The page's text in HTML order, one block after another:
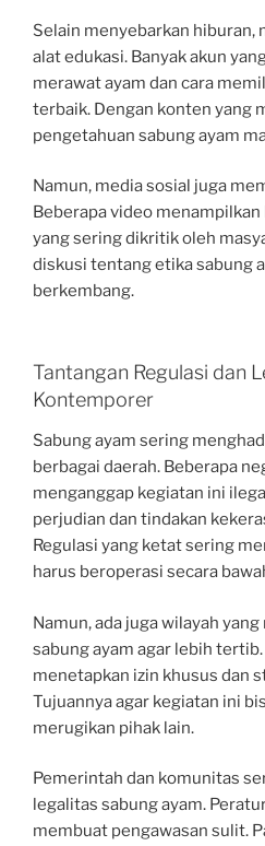
Selain menyebarkan hiburan,
alat edukasi. Banyak akun
merawat ayam dan cara
terbaik. Dengan konten yang
pengetahuan sabung ayam
Namun, media sosial juga
Beberapa video
yang sering dikritik oleh
diskusi tentang etika sabung
berkembang.
Tantangan Regulasi dan
Kontemporer
Sabung ayam sering
berbagai daerah. Beberapa
menganggap kegiatan ini
perjudian dan tindakan
Regulasi yang ketat sering
harus beroperasi secara
Namun, ada juga wilayah
sabung ayam agar lebih
menetapkan izin khusus dan
Tujuannya agar kegiatan ini
merugikan pihak lain.
Pemerintah dan komunitas
legalitas sabung ayam.
membuat pengawasan sulit.